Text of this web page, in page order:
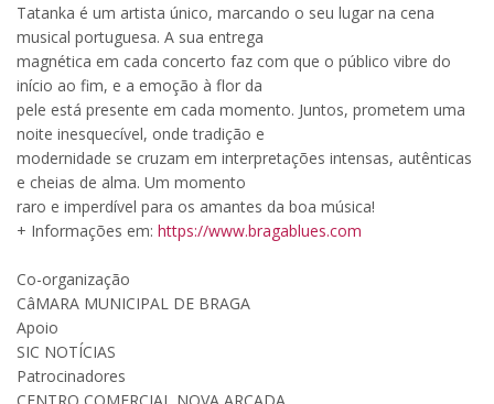
Tatanka é um artista único, marcando o seu lugar na cena
musical portuguesa. A sua entrega
magnética em cada concerto faz com que o público vibre do
início ao fim, e a emoção à flor da
pele está presente em cada momento. Juntos, prometem uma
noite inesquecível, onde tradição e
modernidade se cruzam em interpretações intensas, autênticas
e cheias de alma. Um momento
raro e imperdível para os amantes da boa música!
+ Informações em: https://www.bragablues.com
Co-organização
CâMARA MUNICIPAL DE BRAGA
Apoio
SIC NOTÍCIAS
Patrocinadores
CENTRO COMERCIAL NOVA ARCADA